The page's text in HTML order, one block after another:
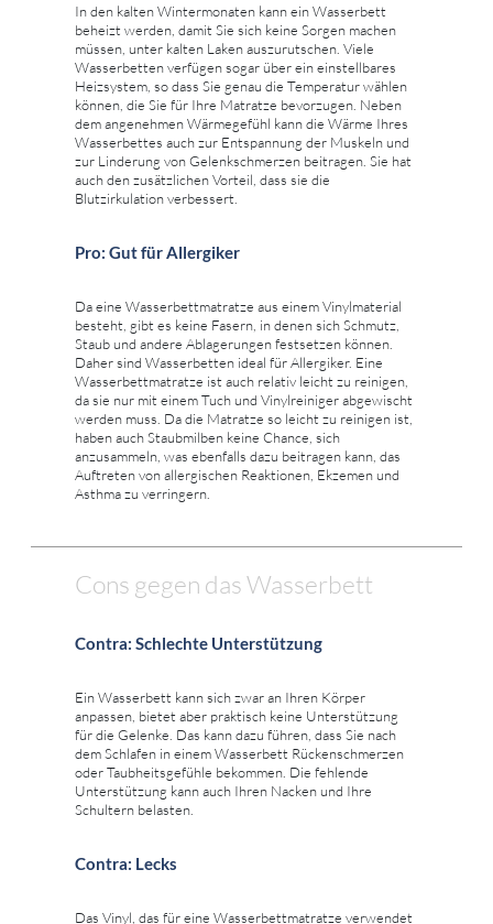
In den kalten Wintermonaten kann ein Wasserbett
beheizt werden, damit Sie sich keine Sorgen machen
müssen, unter kalten Laken auszurutschen. Viele
Wasserbetten verfügen sogar über ein einstellbares
Heizsystem, so dass Sie genau die Temperatur wählen
können, die Sie für Ihre Matratze bevorzugen. Neben
dem angenehmen Wärmegefühl kann die Wärme Ihres
Wasserbettes auch zur Entspannung der Muskeln und
zur Linderung von Gelenkschmerzen beitragen. Sie hat
auch den zusätzlichen Vorteil, dass sie die
Blutzirkulation verbessert.
Pro: Gut für Allergiker
Da eine Wasserbettmatratze aus einem Vinylmaterial
besteht, gibt es keine Fasern, in denen sich Schmutz,
Staub und andere Ablagerungen festsetzen können.
Daher sind Wasserbetten ideal für Allergiker. Eine
Wasserbettmatratze ist auch relativ leicht zu reinigen,
da sie nur mit einem Tuch und Vinylreiniger abgewischt
werden muss. Da die Matratze so leicht zu reinigen ist,
haben auch Staubmilben keine Chance, sich
anzusammeln, was ebenfalls dazu beitragen kann, das
Auftreten von allergischen Reaktionen, Ekzemen und
Asthma zu verringern.
Cons gegen das Wasserbett
Contra: Schlechte Unterstützung
Ein Wasserbett kann sich zwar an Ihren Körper
anpassen, bietet aber praktisch keine Unterstützung
für die Gelenke. Das kann dazu führen, dass Sie nach
dem Schlafen in einem Wasserbett Rückenschmerzen
oder Taubheitsgefühle bekommen. Die fehlende
Unterstützung kann auch Ihren Nacken und Ihre
Schultern belasten.
Contra: Lecks
Das Vinyl, das für eine Wasserbettmatratze verwendet